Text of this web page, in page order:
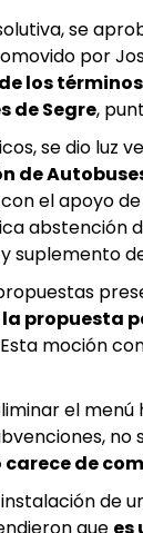
se
por
los
de Segre,
se dio luz
de
el apoyo
abstención
suplemento
propuesta
moción
el
no
de
de